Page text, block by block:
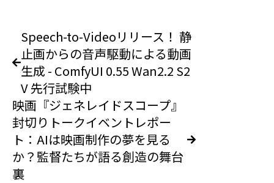
Speech-to-Videoリリース！ 静
止画からの音声駆動による動画
生成 - ComfyUI 0.55 Wan2.2 S2
V 先行試験中
映画『ジェネレイドスコープ』
封切りトークイベントレポー
ト：AIは映画制作の夢を見る
か？監督たちが語る創造の舞台
裏